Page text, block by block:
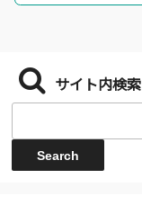
サイト内検索